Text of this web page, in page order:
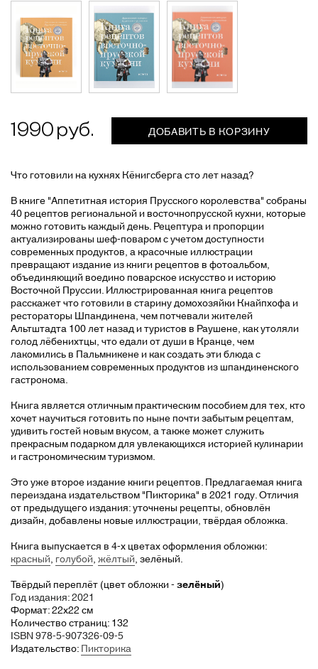
1990 ДОБАВИТЬ В КОРЗИНУ
Что готовили на кухнях Кёнигсберга сто лет назад?
В книге "Аппетитная история Прусского королевства" собраны
40 рецептов региональной и восточнопрусской кухни, которые
можно готовить каждый день. Рецептура и пропорции
актуализированы шеф-поваром с учетом доступности
современных продуктов, а красочные иллюстрации
превращают издание из книги рецептов в фотоальбом,
объединяющий воедино поварское искусство и историю
Восточной Пруссии. Иллюстрированная книга рецептов
расскажет что готовили в старину домохозяйки Кнайпхофа и
рестораторы Шпандинена, чем потчевали жителей
Альтштадта 100 лет назад и туристов в Раушене, как утоляли
голод лёбенихтцы, что едали от души в Кранце, чем
лакомились в Пальмникене и как создать эти блюда с
использованием современных продуктов из шпандиненского
гастронома.
Книга является отличным практическим пособием для тех, кто
хочет научиться готовить по ныне почти забытым рецептам,
удивить гостей новым вкусом, а также может служить
прекрасным подарком для увлекающихся историей кулинарии
и гастрономическим туризмом.
Это уже второе издание книги рецептов. Предлагаемая книга
переиздана издательством "Пикторика" в 2021 году. Отличия
от предыдущего издания: уточнены рецепты, обновлён
дизайн, добавлены новые иллюстрации, твёрдая обложка.
Книга выпускается в 4-х цветах оформления обложки:
красный голубой жёлтый , зелёный.
Твёрдый переплёт (цвет обложки - зелёный)
Год издания: 2021
Формат: 22х22 см
Количество страниц: 132
ISBN 978-5-907326-09-5
Издательство: Пикторика